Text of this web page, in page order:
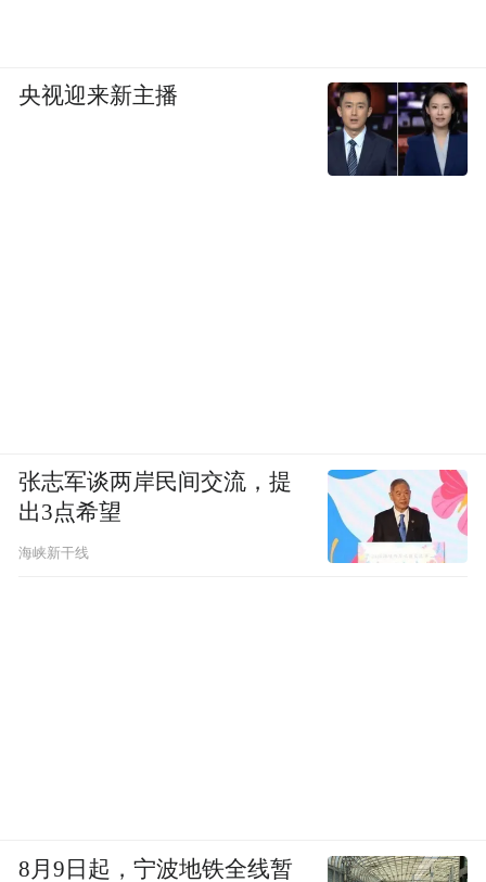
央视迎来新主播
张志军谈两岸民间交流，提
出3点希望
海峡新干线
8月9日起，宁波地铁全线暂